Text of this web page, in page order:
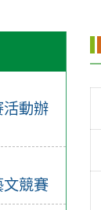
動辦
競賽